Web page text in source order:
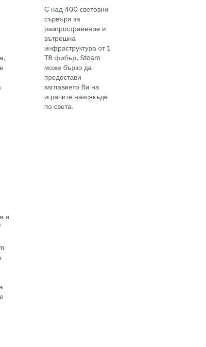
С над 400 световни
сървъри за
разпространение и
вътрешна
инфраструктура от 1
TB фибър, Steam
може бързо да
предостави
заглавието Ви на
играчите навсякъде
по света.
и